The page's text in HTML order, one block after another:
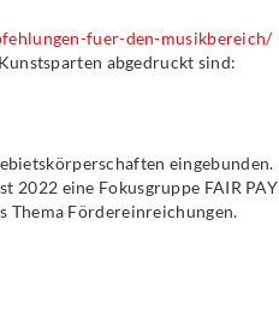
fuer-den-musikbereich/
abgedruckt sind:
eingebunden.
2022 eine Fokusgruppe FAIR PAY
Fördereinreichungen.